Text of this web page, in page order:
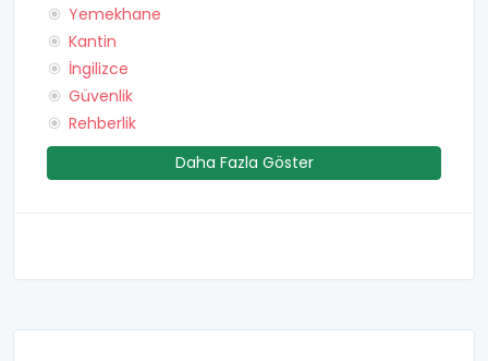
Yemekhane
Kantin
İngilizce
Güvenlik
Rehberlik
Daha Fazla Göster